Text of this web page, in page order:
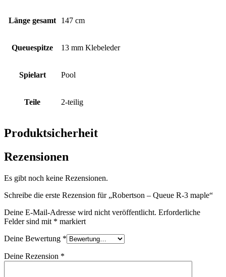
Länge gesamt 147 cm
Queuespitze 13 mm Klebeleder
Spielart Pool
Teile 2-teilig
Produktsicherheit
Rezensionen
Es gibt noch keine Rezensionen.
Schreibe die erste Rezension für „Robertson – Queue R-3 maple“
Deine E-Mail-Adresse wird nicht veröffentlicht. Erforderliche
Felder sind mit * markiert
Deine Bewertung *
Deine Rezension *